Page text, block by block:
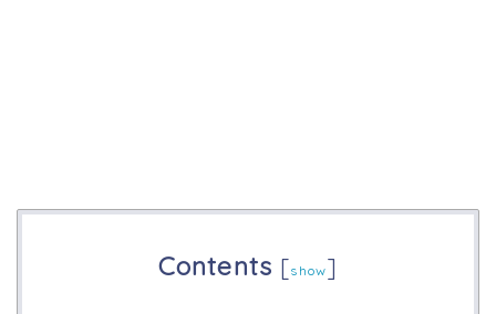
Contents [show]